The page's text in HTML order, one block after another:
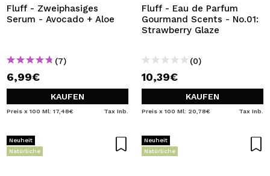
Fluff - Zweiphasiges
Serum - Avocado + Aloe
(7)
6,99€
KAUFEN
Preis x 100 Ml: 17,48€ Tax Inb.
Fluff - Eau de Parfum
Gourmand Scents - No.01:
Strawberry Glaze
(0)
10,39€
KAUFEN
Preis x 100 Ml: 20,78€ Tax Inb.
Neuheit
Natürliche
Neuheit
Natürliche